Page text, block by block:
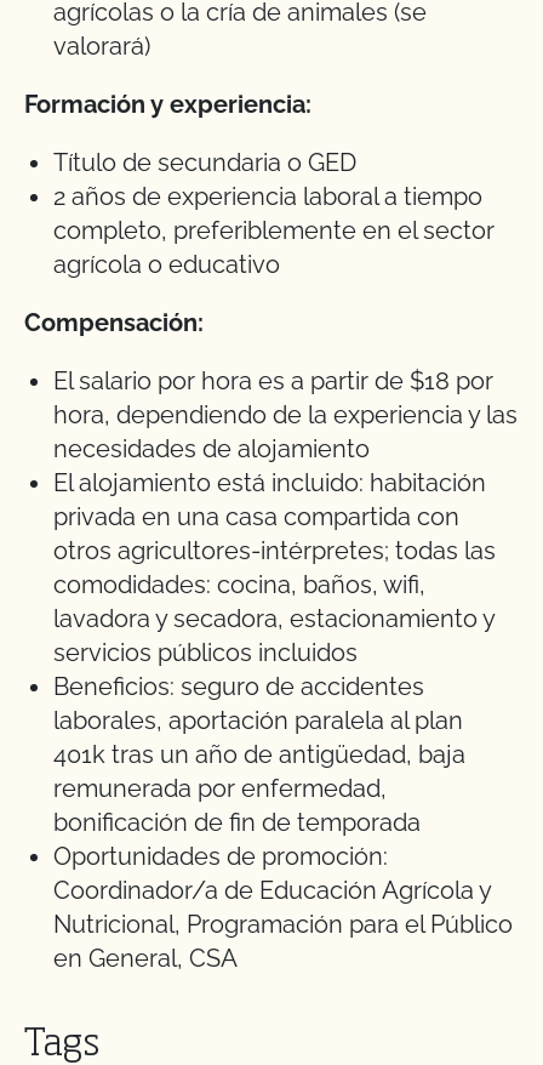
agrícolas o la cría de animales (se
valorará)
Formación y experiencia:
Título de secundaria o GED
2 años de experiencia laboral a tiempo
completo, preferiblemente en el sector
agrícola o educativo
Compensación:
El salario por hora es a partir de $18 por
hora, dependiendo de la experiencia y las
necesidades de alojamiento
El alojamiento está incluido: habitación
privada en una casa compartida con
otros agricultores-intérpretes; todas las
comodidades: cocina, baños, wifi,
lavadora y secadora, estacionamiento y
servicios públicos incluidos
Beneficios: seguro de accidentes
laborales, aportación paralela al plan
401k tras un año de antigüedad, baja
remunerada por enfermedad,
bonificación de fin de temporada
Oportunidades de promoción:
Coordinador/a de Educación Agrícola y
Nutricional, Programación para el Público
en General, CSA
Tags